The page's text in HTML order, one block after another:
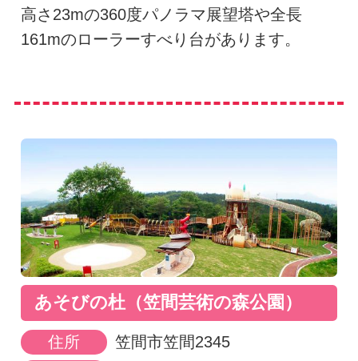
高さ23mの360度パノラマ展望塔や全長
161mのローラーすべり台があります。
あそびの杜（笠間芸術の森公園）
住所
笠間市笠間2345